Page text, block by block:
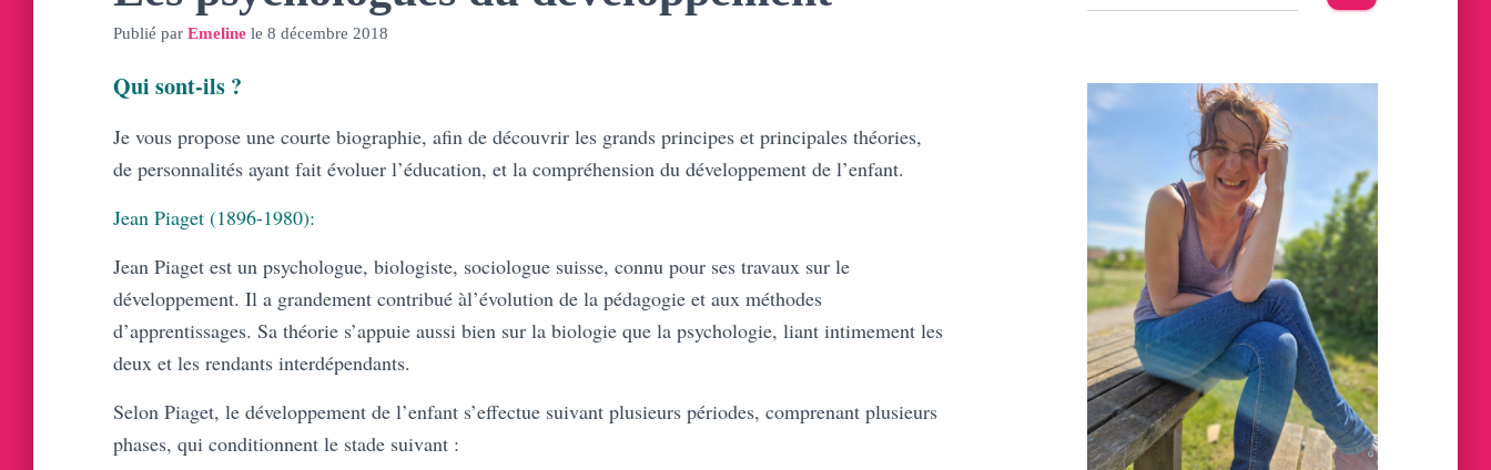
Publié par Emeline le 8 décembre 2018
Qui sont-ils ?
Je vous propose une courte biographie, afin de découvrir les grands principes et principales théories,
de personnalités ayant fait évoluer l’éducation, et la compréhension du développement de l’enfant.
Jean Piaget (1896-1980):
Jean Piaget est un psychologue, biologiste, sociologue suisse, connu pour ses travaux sur le
développement. Il a grandement contribué àl’évolution de la pédagogie et aux méthodes
d’apprentissages. Sa théorie s’appuie aussi bien sur la biologie que la psychologie, liant intimement les
deux et les rendants interdépendants.
Selon Piaget, le développement de l’enfant s’effectue suivant plusieurs périodes, comprenant plusieurs
phases, qui conditionnent le stade suivant :
e
e
r
: